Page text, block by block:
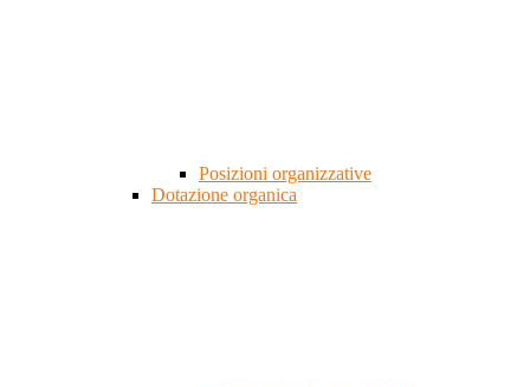
Posizioni organizzative
Dotazione organica